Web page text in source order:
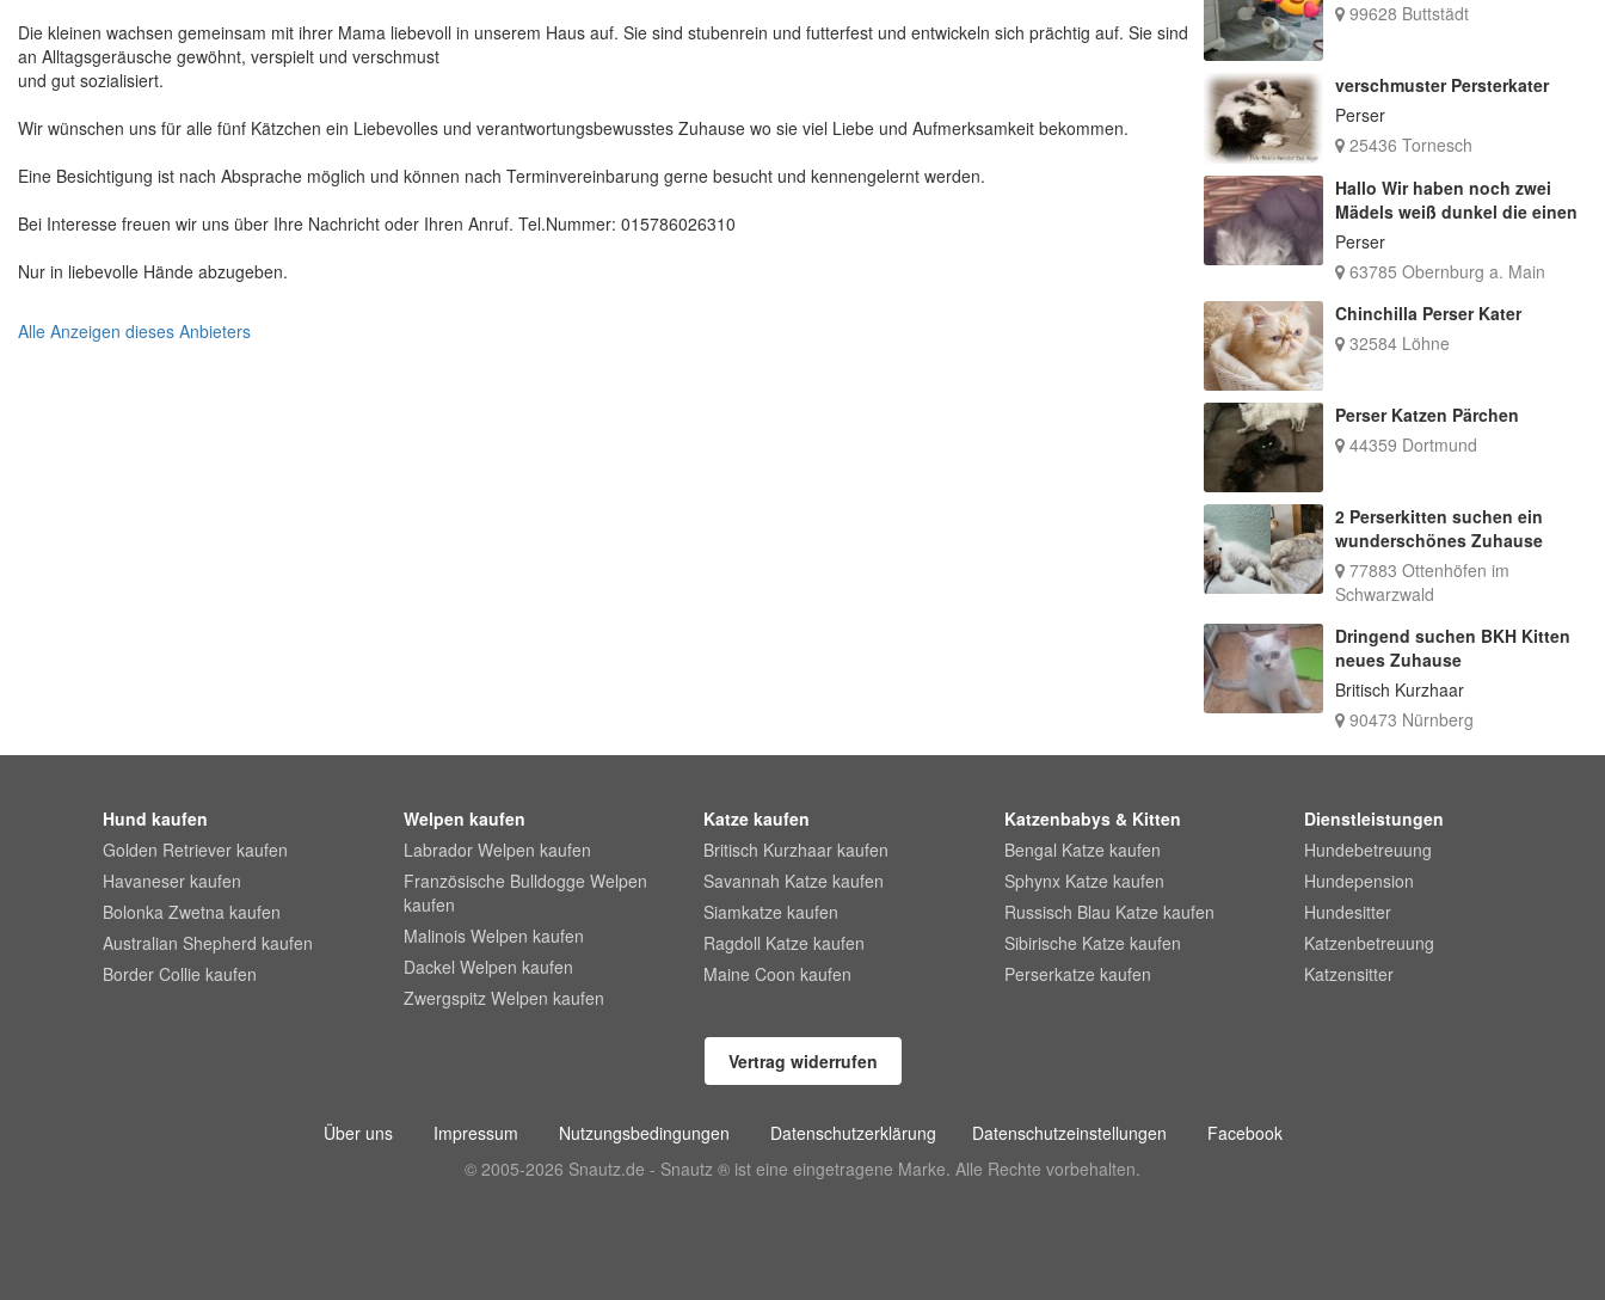
Die kleinen wachsen gemeinsam mit ihrer Mama liebevoll in unserem Haus auf. Sie sind stubenrein und futterfest und entwickeln sich prächtig auf. Sie sind
an Alltagsgeräusche gewöhnt, verspielt und verschmust
und gut sozialisiert.
Wir wünschen uns für alle fünf Kätzchen ein Liebevolles und verantwortungsbewusstes Zuhause wo sie viel Liebe und Aufmerksamkeit bekommen.
Eine Besichtigung ist nach Absprache möglich und können nach Terminvereinbarung gerne besucht und kennengelernt werden.
Bei Interesse freuen wir uns über Ihre Nachricht oder Ihren Anruf. Tel.Nummer: 015786026310
Nur in liebevolle Hände abzugeben.
Alle Anzeigen dieses Anbieters
99628 Buttstädt
verschmuster Persterkater
Perser
25436 Tornesch
Hallo Wir haben noch zwei
Mädels weiß dunkel die einen
Perser
63785 Obernburg a. Main
Chinchilla Perser Kater
32584 Löhne
Perser Katzen Pärchen
44359 Dortmund
2 Perserkitten suchen ein
wunderschönes Zuhause
77883 Ottenhöfen im
Schwarzwald
Dringend suchen BKH Kitten
neues Zuhause
Britisch Kurzhaar
90473 Nürnberg
Hund kaufen
Golden Retriever kaufen
Havaneser kaufen
Bolonka Zwetna kaufen
Australian Shepherd kaufen
Border Collie kaufen
Welpen kaufen
Labrador Welpen kaufen
Französische Bulldogge Welpen
kaufen
Malinois Welpen kaufen
Dackel Welpen kaufen
Zwergspitz Welpen kaufen
Katze kaufen
Britisch Kurzhaar kaufen
Savannah Katze kaufen
Siamkatze kaufen
Ragdoll Katze kaufen
Maine Coon kaufen
Katzenbabys & Kitten
Bengal Katze kaufen
Sphynx Katze kaufen
Russisch Blau Katze kaufen
Sibirische Katze kaufen
Perserkatze kaufen
Dienstleistungen
Hundebetreuung
Hundepension
Hundesitter
Katzenbetreuung
Katzensitter
Vertrag widerrufen
Über uns Impressum Nutzungsbedingungen Datenschutzerklärung Datenschutzeinstellungen
Facebook
© 2005-2026 Snautz.de - Snautz ® ist eine eingetragene Marke. Alle Rechte vorbehalten.